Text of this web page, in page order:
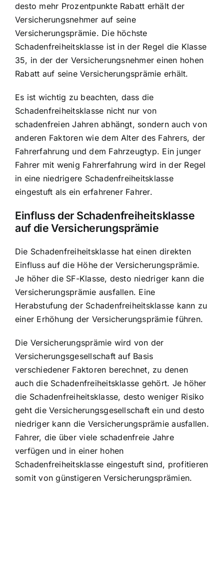
desto mehr Prozentpunkte Rabatt erhält der
Versicherungsnehmer auf seine
Versicherungsprämie. Die höchste
Schadenfreiheitsklasse ist in der Regel die Klasse
35, in der der Versicherungsnehmer einen hohen
Rabatt auf seine Versicherungsprämie erhält.
Es ist wichtig zu beachten, dass die
Schadenfreiheitsklasse nicht nur von
schadenfreien Jahren abhängt, sondern auch von
anderen Faktoren wie dem Alter des Fahrers, der
Fahrerfahrung und dem Fahrzeugtyp. Ein junger
Fahrer mit wenig Fahrerfahrung wird in der Regel
in eine niedrigere Schadenfreiheitsklasse
eingestuft als ein erfahrener Fahrer.
Einfluss der Schadenfreiheitsklasse
auf die Versicherungsprämie
Die Schadenfreiheitsklasse hat einen direkten
Einfluss auf die Höhe der Versicherungsprämie.
Je höher die SF-Klasse, desto niedriger kann die
Versicherungsprämie ausfallen. Eine
Herabstufung der Schadenfreiheitsklasse kann zu
einer Erhöhung der Versicherungsprämie führen.
Die Versicherungsprämie wird von der
Versicherungsgesellschaft auf Basis
verschiedener Faktoren berechnet, zu denen
auch die Schadenfreiheitsklasse gehört. Je höher
die Schadenfreiheitsklasse, desto weniger Risiko
geht die Versicherungsgesellschaft ein und desto
niedriger kann die Versicherungsprämie ausfallen.
Fahrer, die über viele schadenfreie Jahre
verfügen und in einer hohen
Schadenfreiheitsklasse eingestuft sind, profitieren
somit von günstigeren Versicherungsprämien.